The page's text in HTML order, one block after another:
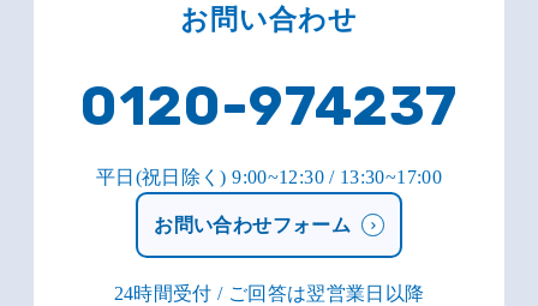
お問い合わせ
0120-974237
平日(祝日除く) 9:00~12:30 / 13:30~17:00
お問い合わせフォーム
24時間受付 / ご回答は翌営業日以降